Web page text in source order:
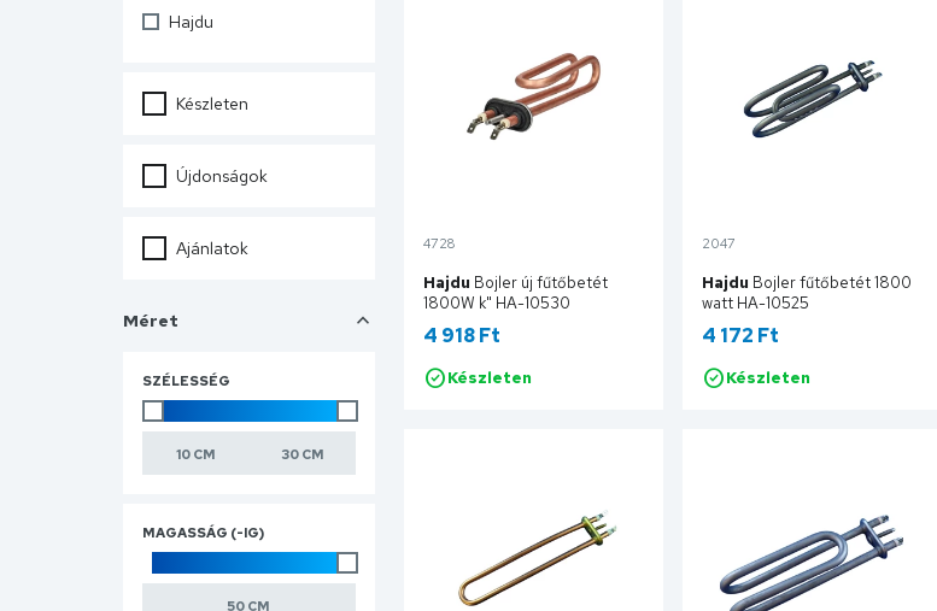
4728
Hajdu Bojler új fűtőbetét
1800W k" HA-10530
4 918 Ft
Készleten
Kosárba
2047
Hajdu Bojler fűtőbetét 1800
watt HA-10525
4 172 Ft
Készleten
Kosárba
Hajdu
Készleten
Újdonságok
Ajánlatok
Méret
SZÉLESSÉG
MAGASSÁG (-IG)